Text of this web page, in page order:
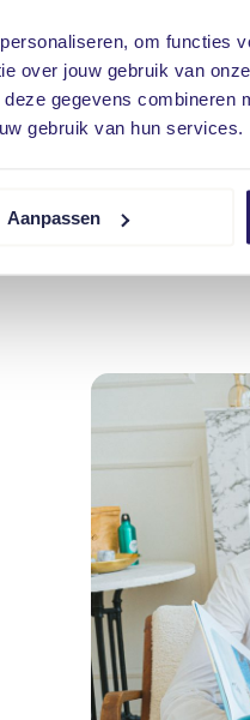
om functies
over jouw gebruik van
gegevens combineren
gebruik van hun services.
Aanpassen